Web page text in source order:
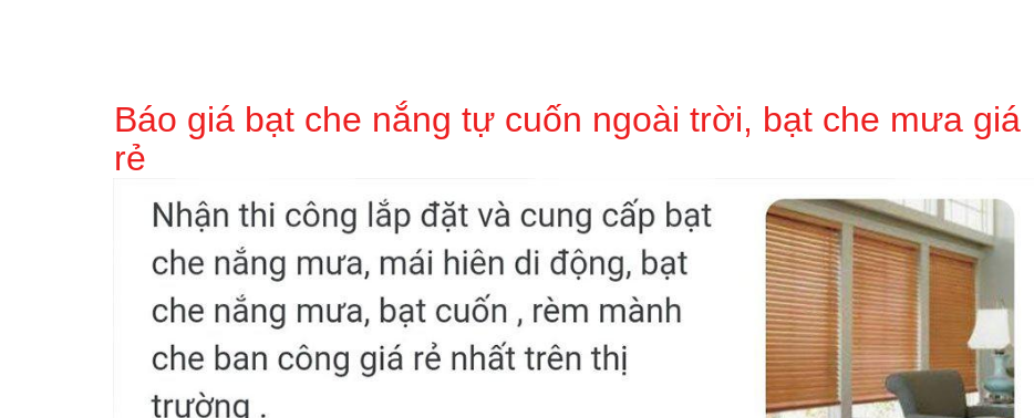
Báo giá bạt che nắng tự cuốn ngoài trời, bạt che mưa giá
rẻ